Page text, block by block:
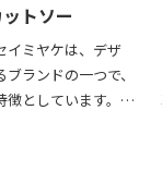
トソー
イミヤケは、デザ
ランドの一つで、
徴としています。独